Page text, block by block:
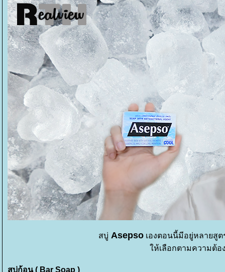
สบู่ Asepsoเองตอนนี้มีอยู่หลายสู
ห้เลือกตามความต้อ
สบู่ก้อน ( Bar Soap )